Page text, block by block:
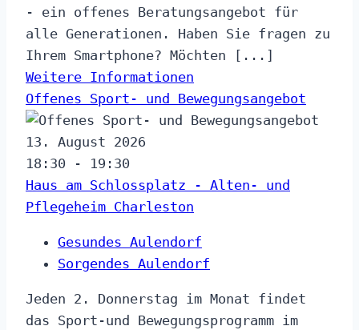
- ein offenes Beratungsangebot für
alle Generationen. Haben Sie fragen zu
Ihrem Smartphone? Möchten [...]
Weitere Informationen
Offenes Sport- und Bewegungsangebot
13. August 2026
18:30 - 19:30
Haus am Schlossplatz - Alten- und
Pflegeheim Charleston
Gesundes Aulendorf
Sorgendes Aulendorf
Jeden 2. Donnerstag im Monat findet
das Sport-und Bewegungsprogramm im